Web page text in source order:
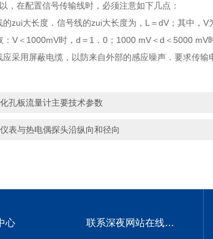
，在配置信号传输线时，必须注意如下几点：
大长度．信号线的zui大长度为，L＝dV；其中
：V＜1000mV时，d＝1．0；1000 mV＜d＜5000 mV
采用屏蔽电缆，以防来自外部的感应噪声．要求传
孔板流量计主要技术参数
表与热电偶探头沿纵向和径向
心 联系深夜网站在线观看